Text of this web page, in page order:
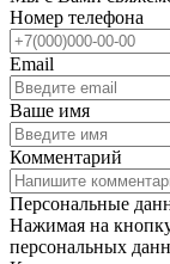
Номер телефона
Email
Ваше имя
Комментарий
Персональные
Нажимая на
персональных